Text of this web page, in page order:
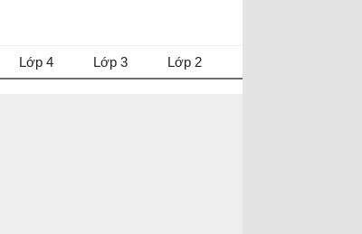
Lớp 4 Lớp 3 Lớp 2